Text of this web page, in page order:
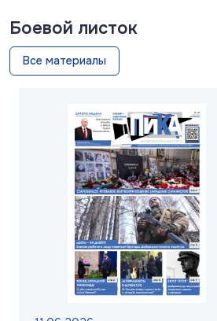
Боевой листок
Все материалы